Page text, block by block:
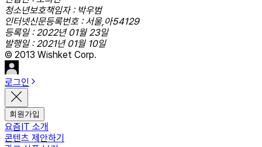
청소년보호책임자 : 박우범
인터넷신문등록번호 : 서울,아54129
등록일 : 2022년 01월 23일
발행일 : 2021년 01월 10일
© 2013 Wishket Corp.
로그인
회원가입
요즘IT 소개
콘텐츠 제안하기